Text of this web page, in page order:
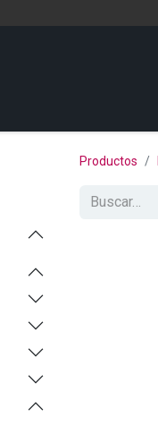
Productos